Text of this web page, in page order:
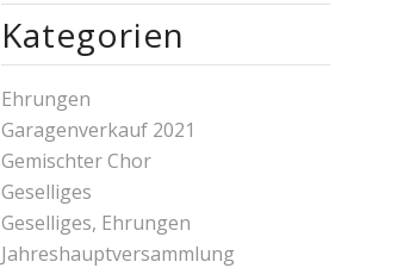
Kategorien
Ehrungen
Garagenverkauf 2021
Gemischter Chor
Geselliges
Geselliges, Ehrungen
Jahreshauptversammlung